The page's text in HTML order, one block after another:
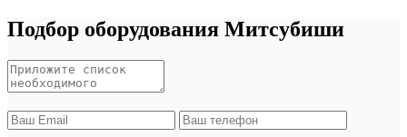
Подбор оборудования Митсубиши